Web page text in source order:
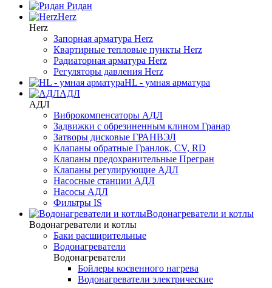
Ридан
Herz
Herz
Запорная арматура Herz
Квартирные тепловые пункты Herz
Радиаторная арматура Herz
Регуляторы давления Herz
HL - умная арматура
АДЛ
АДЛ
Виброкомпенсаторы АДЛ
Задвижки с обрезиненным клином Гранар
Затворы дисковые ГРАНВЭЛ
Клапаны обратные Гранлок, CV, RD
Клапаны предохранительные Прегран
Клапаны регулирующие АДЛ
Насосные станции АДЛ
Насосы АДЛ
Фильтры IS
Водонагреватели и котлы
Водонагреватели и котлы
Баки расширительные
Водонагреватели
Водонагреватели
Бойлеры косвенного нагрева
Водонагреватели электрические